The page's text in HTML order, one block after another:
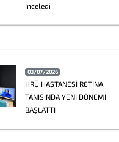
İnceledi
03/07/2026
HRÜ HASTANESİ RETİNA
TANISINDA YENİ DÖNEMİ
BAŞLATTI